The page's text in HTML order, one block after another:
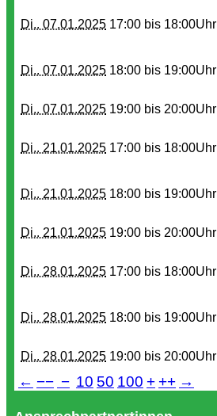
Di.. 07.01.2025 17:00 bis 18:00Uhr
Di.. 07.01.2025 18:00 bis 19:00Uhr
Di.. 07.01.2025 19:00 bis 20:00Uhr
Di.. 21.01.2025 17:00 bis 18:00Uhr
Di.. 21.01.2025 18:00 bis 19:00Uhr
Di.. 21.01.2025 19:00 bis 20:00Uhr
Di.. 28.01.2025 17:00 bis 18:00Uhr
Di.. 28.01.2025 18:00 bis 19:00Uhr
Di.. 28.01.2025 19:00 bis 20:00Uhr
← −− − 10 50 100 + ++ →